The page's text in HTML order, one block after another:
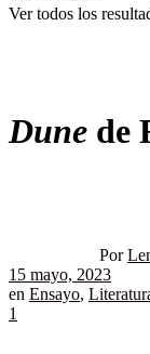
Ver todos los
Dune de
Por
15 mayo, 2023
en Ensayo,
1